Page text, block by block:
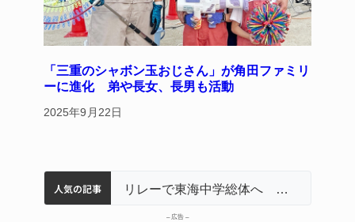
「三重のシャボン玉おじさん」が角田ファミリ
ーに進化 弟や長女、長男も活動
2025年9月22日
人気の記事
中学校の陶壁モニュメント 地元建設会社がボランティアで清掃 伊賀
名張市立病院のDMAT、熊本地震の被災地へ 能登以来3回目の派遣
【インターハイ⑨】ソフトテニス ミス減らし上位狙う 近大高専 リレーで東海中学総体へ 伊賀・名張
– 広告 –